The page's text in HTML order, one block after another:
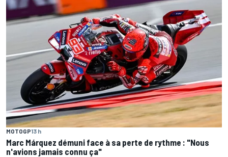
MOTOGP13 h
Marc Márquez démuni face à sa perte de rythme : "Nous
n'avions jamais connu ça"